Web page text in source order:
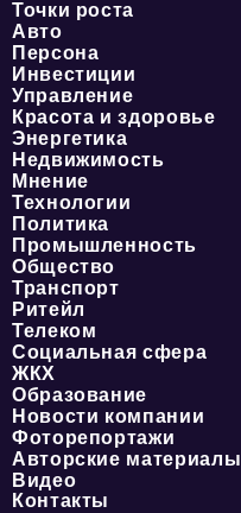
Точки роста
Авто
Персона
Инвестиции
Управление
Красота и здоровье
Энергетика
Недвижимость
Мнение
Технологии
Политика
Промышленность
Общество
Транспорт
Ритейл
Телеком
Социальная сфера
ЖКХ
Образование
Новости компании
Фоторепортажи
Авторские материалы
Видео
Контакты